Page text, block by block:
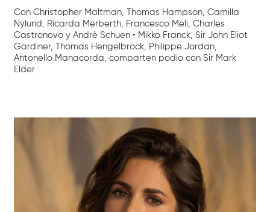
Con Christopher Maltman, Thomas Hampson, Camilla
Nylund, Ricarda Merberth, Francesco Meli, Charles
Castronovo y Andrè Schuen • Mikko Franck, Sir John Eliot
Gardiner, Thomas Hengelbrock, Philippe Jordan,
Antonello Manacorda, comparten podio con Sir Mark
Elder